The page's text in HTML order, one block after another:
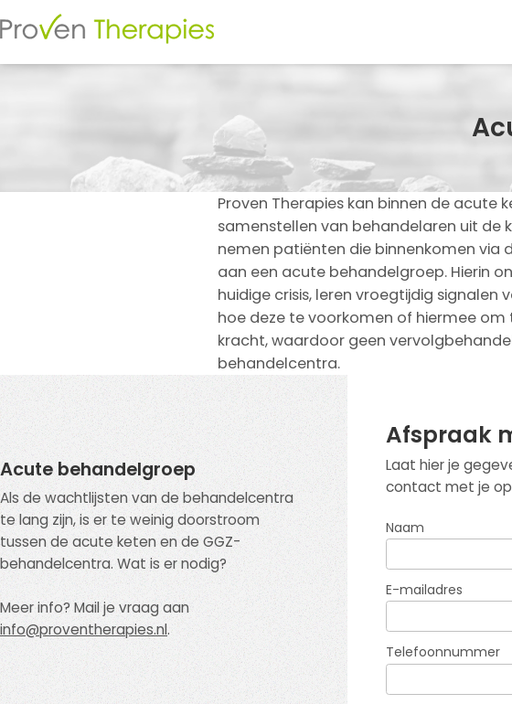
Proven Therapies kan binnen de acute
samenstellen van behandelaren uit de
nemen patiënten die binnenkomen via
aan een acute behandelgroep. Hierin
huidige crisis, leren vroegtijdig signalen
hoe deze te voorkomen of hiermee om
kracht, waardoor geen
behandelcentra.
Afspraak
Laat hier je
contact met je
Naam
E-mailadres
Telefoonnummer
Acute behandelgroep
Als de wachtlijsten van de behandelcentra
te lang zijn, is er te weinig doorstroom
tussen de acute keten en de GGZ-
behandelcentra. Wat is er nodig?
Meer info? Mail je vraag aan
info@proventherapies.nl.